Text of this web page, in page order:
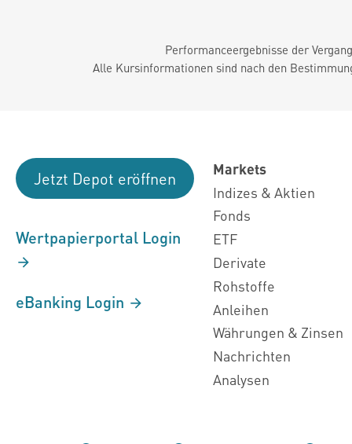
Performanceergebnisse der
Alle Kursinformationen sind nach den
Jetzt Depot eröffnen
Wertpapierportal Login
eBanking Login
Markets
Indizes & Aktien
Fonds
ETF
Derivate
Rohstoffe
Anleihen
Währungen & Zinsen
Nachrichten
Analysen